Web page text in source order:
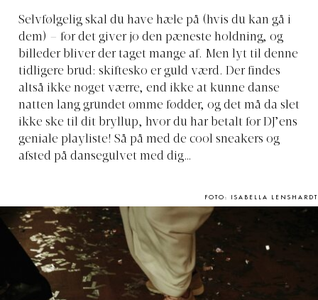
Selvfølgelig skal du have hæle på (hvis du kan gå i
dem) – for det giver jo den pæneste holdning, og
billeder bliver der taget mange af. Men lyt til denne
tidligere brud: skiftesko er guld værd. Der findes
altså ikke noget værre, end ikke at kunne danse
natten lang grundet ømme fødder, og det må da slet
ikke ske til dit bryllup, hvor du har betalt for DJ’ens
geniale playliste! Så på med de cool sneakers og
afsted på dansegulvet med dig…
FOTO: ISABELLA LENSHARDT